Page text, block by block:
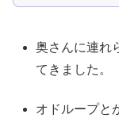
奥さんに連れ
てきました。
オドループと